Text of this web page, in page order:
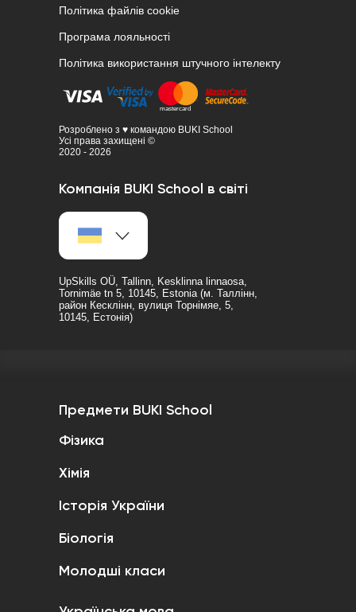
Політика файлів cookie
Програма лояльності
Політика використання штучного інтелекту
Розроблено з ♥ командою BUKI School
Усі права захищені ©
2020 - 2026
Компанія BUKI School в світі
UpSkills OÜ, Tallinn, Kesklinna linnaosa,
Tornimäe tn 5, 10145, Estonia (м. Таллінн,
район Кесклінн, вулиця Торнімяе, 5,
10145, Естонія)
Предмети BUKI School
Фізика
Хімія
Історія України
Біологія
Молодші класи